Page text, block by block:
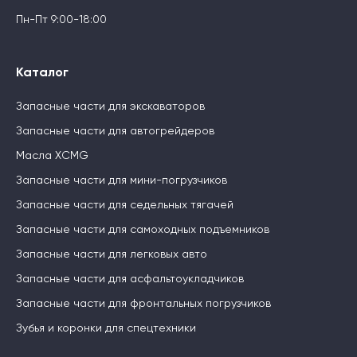
Пн-Пт 9:00-18:00
Каталог
Запасные части для экскаваторов
Запасные части для автогрейдеров
Масла XCMG
Запасные части для мини-погрузчиков
Запасные части для седельных тягачей
Запасные части для самоходных подъемников
Запасные части для легковых авто
Запасные части для асфальтоукладчиков
Запасные части для фронтальных погрузчиков
Зубья и коронки для спецтехники